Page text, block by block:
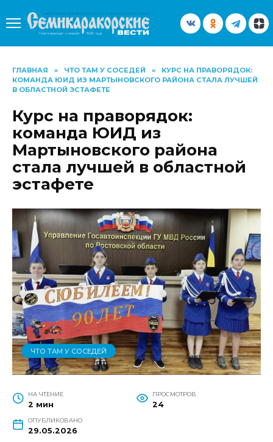
содержанию
ГЛАВНАЯ » ЧТО ТАМ У СОСЕДЕЙ »
КУРС НА ПРАВОРЯДОК:
КОМАНДА ЮИД ИЗ МАРТЫНОВСКОГО РАЙОНА СТАЛА ЛУЧШЕЙ
В ОБЛАСТНОЙ ЭСТАФЕТЕ
Курс на праворядок:
команда ЮИД из
Мартыновского района
стала лучшей в областной
эстафете
ЧТО ТАМ У СОСЕДЕЙ
НА ЧТЕНИЕ
2 мин
ПРОСМОТРОВ
24
ОПУБЛИКОВАНО
29.05.2026